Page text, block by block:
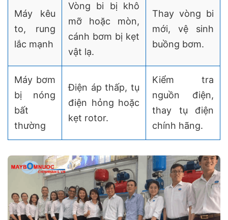
Máy kêu
to, rung
lắc mạnh
Vòng bi bị khô
mỡ hoặc mòn,
cánh bơm bị kẹt
vật lạ.
Thay vòng bi
mới, vệ sinh
buồng bơm.
Máy bơm
bị nóng
bất
thường
Điện áp thấp, tụ
điện hỏng hoặc
kẹt rotor.
Kiểm tra
nguồn điện,
thay tụ điện
chính hãng.